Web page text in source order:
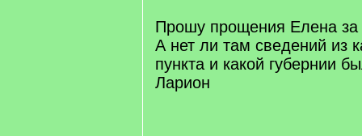
q
]
Прошу прощения Елена за
А нет ли там сведений из
пункта и какой губернии
Ларион